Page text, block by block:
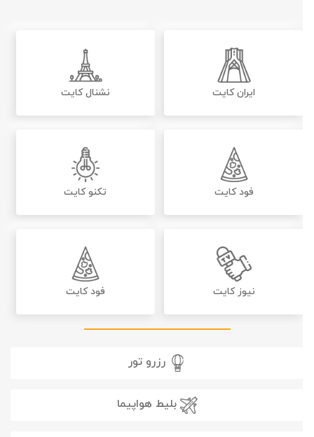
ایران کایت نشنال کایت
فود کایت تکنو کایت
نیوز کایت فود کایت
رزرو تور
بلیط هواپیما